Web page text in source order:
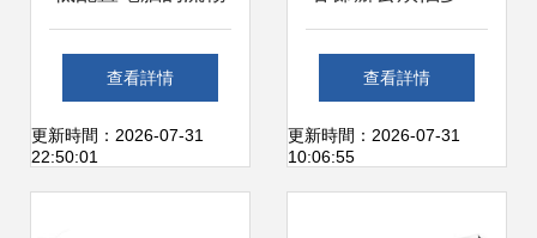
守護神 360殺毒如
何讓你告別卡頓煩
查看詳情
更新時間：2026-07-31
22:50:01
優秀硬件銷售者的
秘密武器
查看詳情
更新時間：2026-07-31
10:06:55